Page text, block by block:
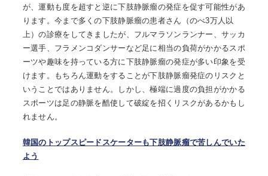
が、運動も度を超すと逆に下肢静脈瘤の発症を促す可能性があ
ります。今まで多くの下肢静脈瘤の患者さん（のべ3万人以
上）の診療をしてきましたが、フルマラソンランナー、サッカ
ー選手、フラメンコダンサーなど足に相当の負荷がかかるスポ
ーツや趣味を持っている方に下肢静脈瘤の発症が多い印象を受
けます。もちろん運動をすることが下肢静脈瘤発症のリスクと
いうことではありません。しかし、極端に過度の負担がかかる
スポーツは足の静脈を酷使して破綻を招くリスクがあるかもし
れません。
韓国のトップスピードスケーターも下肢静脈瘤で苦しんでいた
よう